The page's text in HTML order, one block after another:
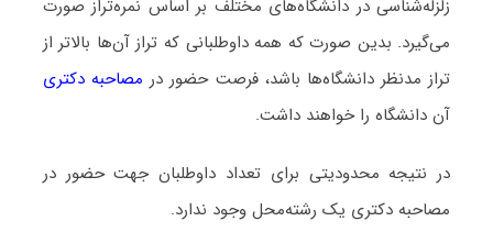
زلزله‌شناسی در دانشگاه‌های مختلف بر اساس نمره‌تراز صورت
می‌گیرد. بدین صورت که همه داوطلبانی که تراز آن‌ها بالاتر از
تراز مدنظر دانشگاه‌ها باشد، فرصت حضور در مصاحبه دکتری
آن دانشگاه را خواهند داشت.
در نتیجه محدودیتی برای تعداد داوطلبان جهت حضور در
مصاحبه دکتری یک رشته‌محل وجود ندارد.